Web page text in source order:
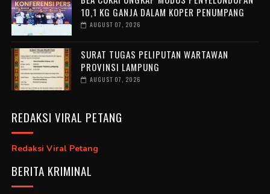
10,1 KG GANJA DALAM KOPER PENUMPANG
AUGUST 07, 2026
SURAT TUGAS PELIPUTAN WARTAWAN
PROVINSI LAMPUNG
AUGUST 07, 2026
REDAKSI VIRAL PETANG
Redaksi Viral Petang
BERITA KRIMINAL